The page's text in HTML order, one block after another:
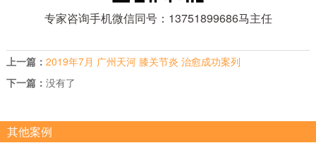
专家咨询手机微信同号：13751899686马主任
上一篇： 2019年7月 广州天河 膝关节炎 治愈成功案列
下一篇： 没有了
其他案例